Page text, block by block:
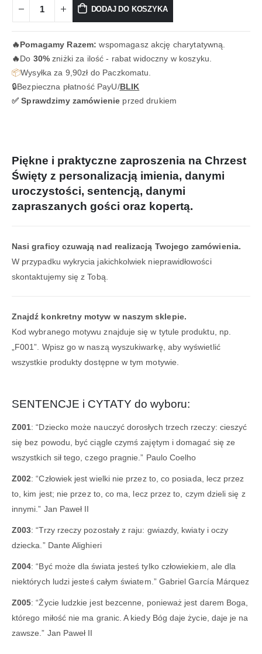
DODAJ DO KOSZYKA
🔥Pomagamy Razem: wspomagasz akcję charytatywną.
🔥Do 30%zniżki za ilość - rabat widoczny w koszyku.
📦Wysyłka za 9,90zł do Paczkomatu.
🔒Bezpieczna płatność PayU/BLIK
✅ Sprawdzimy zamówienie przed drukiem
Piękne i praktyczne zaproszenia na Chrzest
Święty z personalizacją imienia, danymi
uroczystości, sentencją, danymi
zapraszanych gości oraz kopertą.
Nasi graficy czuwają nad realizacją Twojego zamówienia.
W przypadku wykrycia jakichkolwiek nieprawidłowości
skontaktujemy się z Tobą.
Znajdź konkretny motyw w naszym sklepie.
Kod wybranego motywu znajduje się w tytule produktu, np.
„F001”. Wpisz go w naszą wyszukiwarkę, aby wyświetlić
wszystkie produkty dostępne w tym motywie.
SENTENCJE i CYTATY do wyboru:
Z001: “Dziecko może nauczyć dorosłych trzech rzeczy: cieszyć
się bez powodu, być ciągle czymś zajętym i domagać się ze
wszystkich sił tego, czego pragnie.” Paulo Coelho
Z002: “Człowiek jest wielki nie przez to, co posiada, lecz przez
to, kim jest; nie przez to, co ma, lecz przez to, czym dzieli się z
innymi.” Jan Paweł II
Z003: “Trzy rzeczy pozostały z raju: gwiazdy, kwiaty i oczy
dziecka.” Dante Alighieri
Z004: “Być może dla świata jesteś tylko człowiekiem, ale dla
niektórych ludzi jesteś całym światem.” Gabriel García Márquez
Z005: “Życie ludzkie jest bezcenne, ponieważ jest darem Boga,
którego miłość nie ma granic. A kiedy Bóg daje życie, daje je na
zawsze.” Jan Paweł II